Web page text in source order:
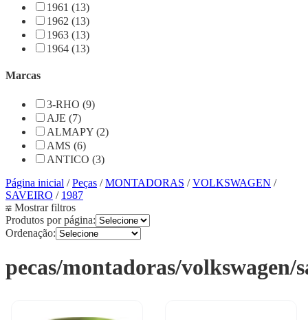
1961 (13)
1962 (13)
1963 (13)
1964 (13)
Marcas
3-RHO (9)
AJE (7)
ALMAPY (2)
AMS (6)
ANTICO (3)
Página inicial /Peças /MONTADORAS /VOLKSWAGEN /
SAVEIRO / 1987
Mostrar filtros
Produtos por página:
Ordenação:
pecas/montadoras/volkswagen/